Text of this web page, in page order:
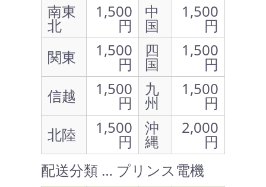
南東
北
1,500
円
中
国
1,500
円
関東
1,500
円
四
国
1,500
円
信越
1,500
円
九
州
1,500
円
北陸
1,500
円
沖
縄
2,000
円
配送分類 … プリンス電機